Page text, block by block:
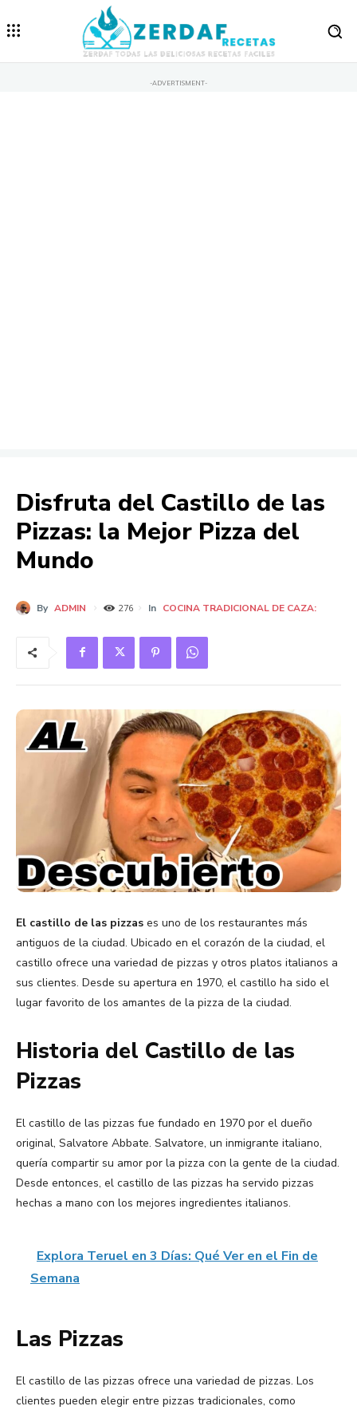
-ADVERTISMENT-
Disfruta del Castillo de las
Pizzas: la Mejor Pizza del
Mundo
By ADMIN 276 In COCINA TRADICIONAL DE CAZA:
El castillo de las pizzas es uno de los restaurantes más
antiguos de la ciudad. Ubicado en el corazón de la ciudad, el
castillo ofrece una variedad de pizzas y otros platos italianos a
sus clientes. Desde su apertura en 1970, el castillo ha sido el
lugar favorito de los amantes de la pizza de la ciudad.
Historia del Castillo de las
Pizzas
El castillo de las pizzas fue fundado en 1970 por el dueño
original, Salvatore Abbate. Salvatore, un inmigrante italiano,
quería compartir su amor por la pizza con la gente de la ciudad.
Desde entonces, el castillo de las pizzas ha servido pizzas
hechas a mano con los mejores ingredientes italianos.
Explora Teruel en 3 Días: Qué Ver en el Fin de
Semana
Las Pizzas
El castillo de las pizzas ofrece una variedad de pizzas. Los
clientes pueden elegir entre pizzas tradicionales, como